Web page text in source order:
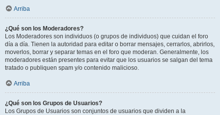
Arriba
¿Qué son los Moderadores?
Los Moderadores son individuos (o grupos de individuos) que cuidan el foro
día a día. Tienen la autoridad para editar o borrar mensajes, cerrarlos, abrirlos,
moverlos, borrar y separar temas en el foro que moderan. Generalmente, los
moderadores están presentes para evitar que los usuarios se salgan del tema
tratado o publiquen spam y/o contenido malicioso.
Arriba
¿Qué son los Grupos de Usuarios?
Los Grupos de Usuarios son conjuntos de usuarios que dividen a la